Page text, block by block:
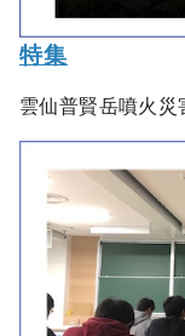
特集
雲仙普賢岳噴火災